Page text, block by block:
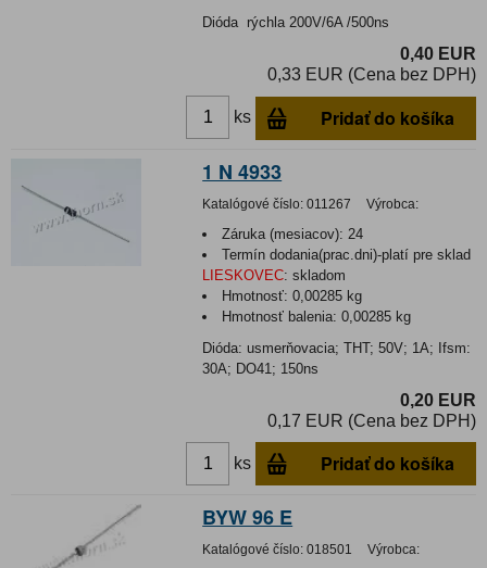
Dióda rýchla 200V/6A /500ns
0,40 EUR
0,33 EUR (Cena bez DPH)
ks Pridať do košíka
1 N 4933
Katalógové číslo: 011267 Výrobca:
Záruka (mesiacov): 24
Termín dodania(prac.dni)-platí pre sklad
LIESKOVEC: skladom
Hmotnosť:0,00285 kg
Hmotnosť balenia:0,00285 kg
Dióda: usmerňovacia; THT; 50V; 1A; Ifsm:
30A; DO41; 150ns
0,20 EUR
0,17 EUR (Cena bez DPH)
ks Pridať do košíka
BYW 96 E
Katalógové číslo: 018501 Výrobca: